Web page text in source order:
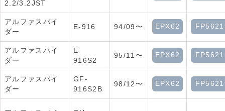
2.2/3.2JST
アルファスパイ
ダー
E-916 94/09〜 EPX62
アルファスパイ
ダー
E-
916S2
95/11〜 EPX62
アルファスパイ
ダー
GF-
916S2B
98/12〜 EPX62